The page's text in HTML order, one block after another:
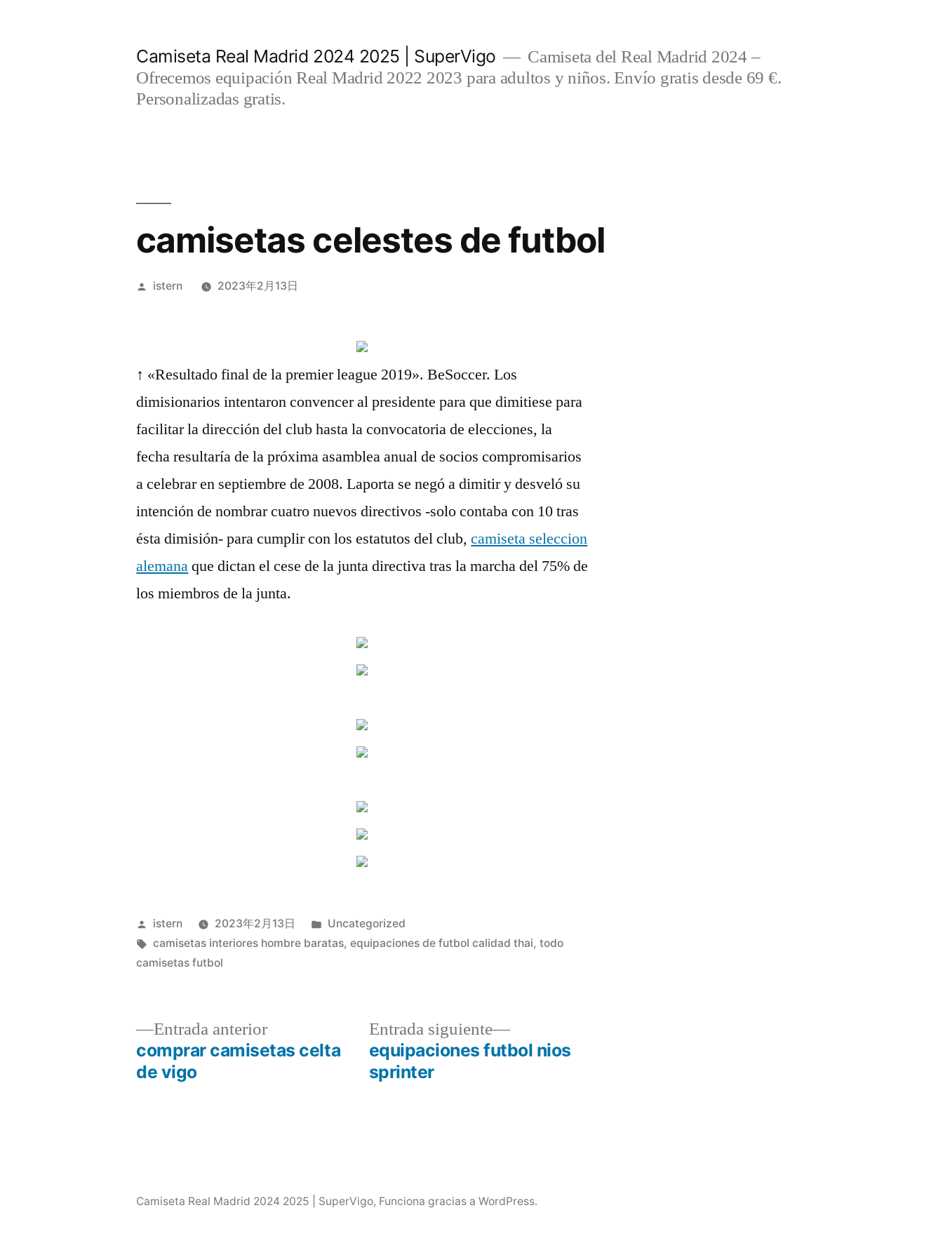
Camiseta Real Madrid 2024 2025 | SuperVigo
Camiseta del Real Madrid 2024 –
Ofrecemos equipación Real Madrid 2022 2023 para adultos y niños. Envío gratis desde 69 €.
Personalizadas gratis.
camisetas celestes de futbol
Publicado
istern 2023年2月13日
↑ «Resultado final de la premier league 2019». BeSoccer. Los
dimisionarios intentaron convencer al presidente para que dimitiese para
facilitar la dirección del club hasta la convocatoria de elecciones, la
fecha resultaría de la próxima asamblea anual de socios compromisarios
a celebrar en septiembre de 2008. Laporta se negó a dimitir y desveló su
intención de nombrar cuatro nuevos directivos -solo contaba con 10 tras
ésta dimisión- para cumplir con los estatutos del club,camiseta seleccion
alemanaque dictan el cese de la junta directiva tras la marcha del 75% de
los miembros de la junta.
Publicado
por
istern 2023年2月13日
Publicado
en
Uncategorized
Etiquetas:
camisetas interiores hombre baratas,equipaciones de futbol calidad thai,todo
camisetas futbol
Navegación
Entrada anteriorEntrada
anterior:
comprar camisetas celta
de vigo
Entrada siguiente
Entrada
siguiente:
equipaciones futbol nios
sprinter
Camiseta Real Madrid 2024 2025 | SuperVigo, Funciona gracias a WordPress.